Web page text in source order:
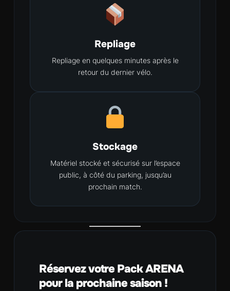
Repliage
Repliage en quelques minutes après le
retour du dernier vélo.
Stockage
Matériel stocké et sécurisé sur l’espace
public, à côté du parking, jusqu’au
prochain match.
Réservez votre Pack ARENA
pour la prochaine saison !